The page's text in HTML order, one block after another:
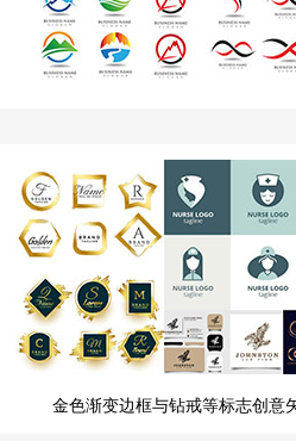
金色渐变边框与钻戒等标志创意